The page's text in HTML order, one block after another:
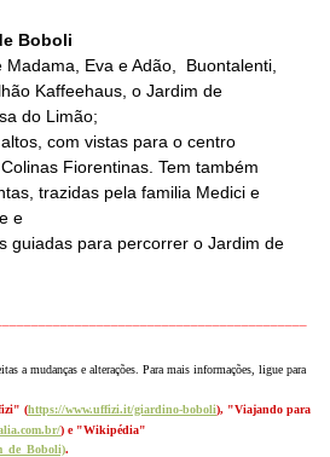
Boboli
Madama, Eva e Adão, Buontalenti,
Kaffeehaus, o Jardim de
do Limão;
com vistas para o centro
Fiorentinas. Tem também
trazidas pela familia Medici e
e
guiadas para percorrer o Jardim de
a mudanças e alterações. Para mais informações, ligue para
(https://www.uffizi.it/giardino-boboli), "Viajando para
) e "Wikipédia"
.